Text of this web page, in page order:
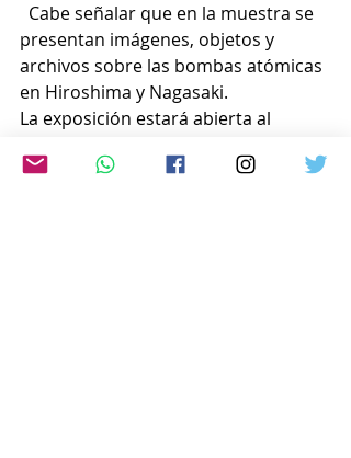
Cabe señalar que en la muestra se
presentan imágenes, objetos y
archivos sobre las bombas atómicas
en Hiroshima y Nagasaki.
La exposición estará abierta al
noviembre en el quinto piso del